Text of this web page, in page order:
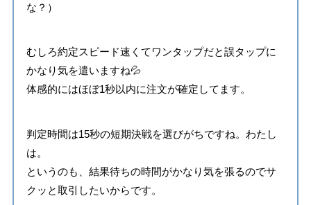
な？）
むしろ約定スピード速くてワンタップだと誤タップに
かなり気を遣いますね💦
体感的にはほぼ1秒以内に注文が確定してます。
判定時間は15秒の短期決戦を選びがちですね。わたし
は。
というのも、結果待ちの時間がかなり気を張るのでサ
クッと取引したいからです。